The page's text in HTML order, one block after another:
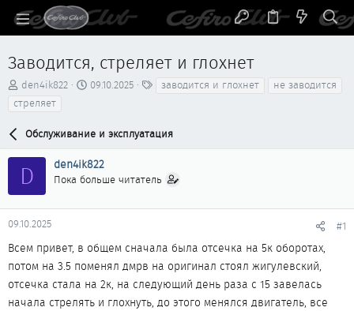
Заводится, стреляет и глохнет
А
в
т
р
т
е
м
ы
den4ik822
Д
н
ч
а
а
09.10.2025 заводится и глохнет
не заводится
стреляет
Обслуживание и эксплуатация
D den4ik822
Пока больше читатель
09.10.2025 #1
Всем привет, в общем сначала была отсечка на 5к оборотах,
потом на 3.5 поменял дмрв на оригинал стоял жигулевский,
отсечка стала на 2к, на следующий день раза с 15 завелась
начала стрелять и глохнуть, до этого менялся двигатель, все